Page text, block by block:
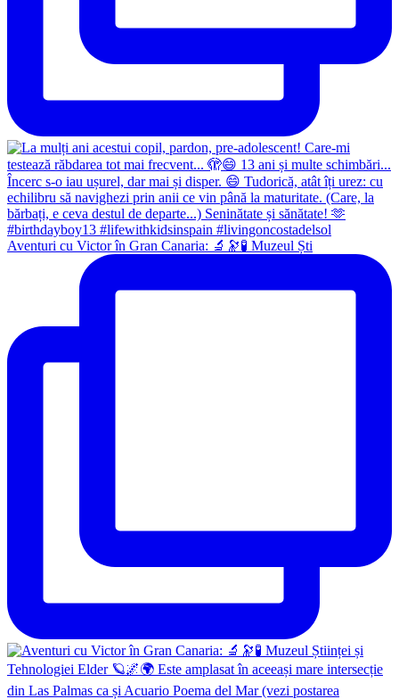
Aventuri cu Victor în Gran Canaria: 🔬🔭🧪 Muzeul Ști